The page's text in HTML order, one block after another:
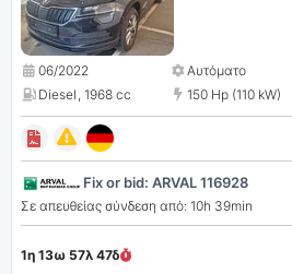
06/2022 Αυτόματο
Diesel, 1968 cc 150 Hp (110 kW)
Fix or bid: ARVAL 116928
Σε απευθείας σύνδεση από: 10h 39min
1η 13ω 57λ 46δ